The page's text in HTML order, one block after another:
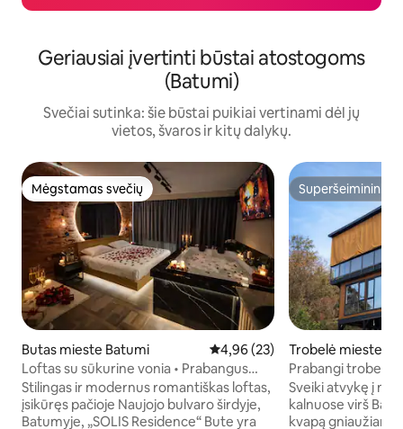
Geriausiai įvertinti būstai atostogoms
(Batumi)
Svečiai sutinka: šie būstai puikiai vertinami dėl jų
vietos, švaros ir kitų dalykų.
Mėgstamas svečių
Mėgstamas svečių
Butas mieste Batumi Vidutinis įvertinimas: 4,96 iš 5,
4,96 (23)
Loftas su sūkurine vonia • Prabangus
romantiškas poilsis • Batumis
Stilingas ir modernus romantiškas loftas,
įsikūręs pačioje Naujojo bulvaro širdyje,
Batumyje, „SOLIS Residence“ Bute yra
Superšeimininkas
Superšeimininkas
Trobelė mieste
Prabangi trobelė
Sveiki atvykę į
kalnuose virš
kvapą